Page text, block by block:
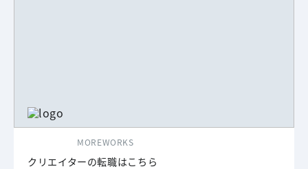
MOREWORKS
クリエイターの転職はこちら